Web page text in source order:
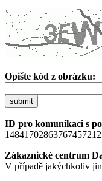
Opište kód z obrázku:
submit
ID pro komunikaci s
14841702863767457212
Zákaznické centrum
V případě jakýchkoliv